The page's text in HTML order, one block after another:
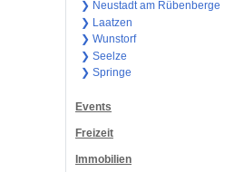
❯ Neustadt am Rübenberge
❯ Laatzen
❯ Wunstorf
❯ Seelze
❯ Springe
Events
Freizeit
Immobilien